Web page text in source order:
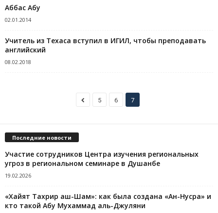
Аббас Абу
02.01.2014
Учитель из Техаса вступил в ИГИЛ, чтобы преподавать
английский
08.02.2018
5 6 7
Последние новости
Участие сотрудников Центра изучения региональных
угроз в региональном семинаре в Душанбе
19.02.2026
«Хайят Тахрир аш-Шам»: как была создана «Ан-Нусра» и
кто такой Абу Мухаммад аль-Джуляни